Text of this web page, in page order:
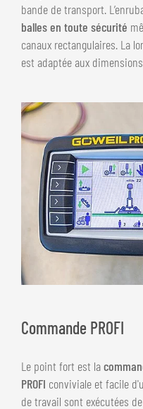
bande de transport.
balles en toute sécurité
canaux rectangulaires. La
est adaptée aux
Commande PROFI
Le point fort est la
PROFI conviviale et facile
de travail sont exécutées